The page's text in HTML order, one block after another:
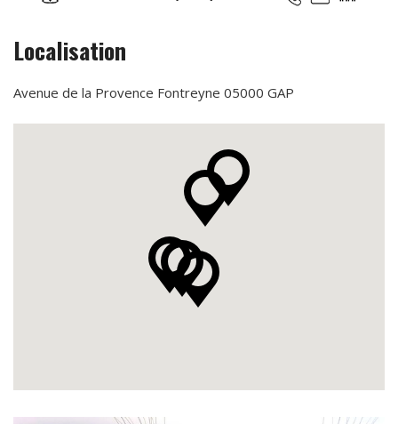
Localisation
Avenue de la Provence Fontreyne 05000 GAP